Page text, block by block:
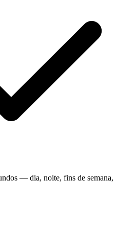
— dia, noite, fins de semana,